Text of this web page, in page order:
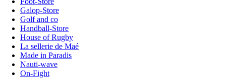
Galop-Store
Golf and co
Handball-Store
House of Rugby
La sellerie de Maé
Made in Paradis
Nauti-wave
On-Fight